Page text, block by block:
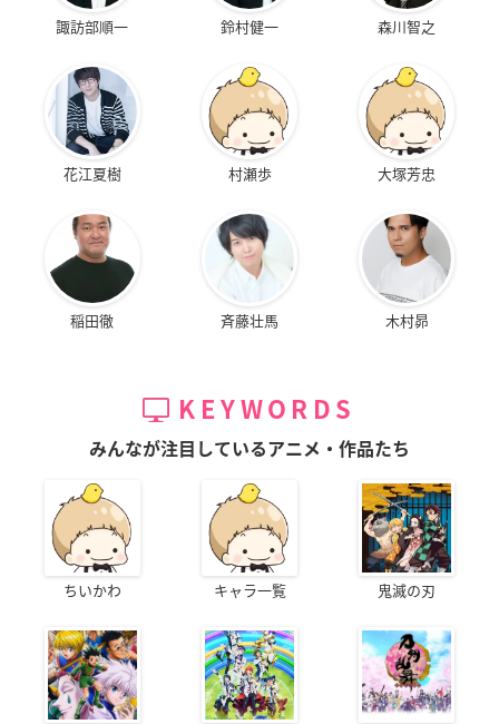
諏訪部順一 鈴村健一 森川智之
花江夏樹 村瀬歩 大塚芳忠
稲田徹 斉藤壮馬 木村昴
KEYWORDS
みんなが注目しているアニメ・作品たち
ちいかわ キャラ一覧 鬼滅の刃